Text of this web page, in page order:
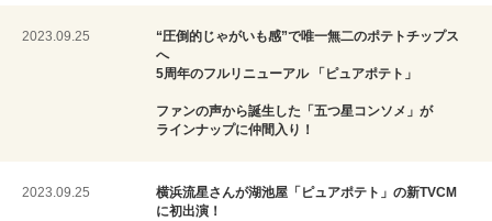
2023.09.25
“圧倒的じゃがいも感”で唯一無二のポテトチップス
へ
5周年のフルリニューアル 「ピュアポテト」
ファンの声から誕生した「五つ星コンソメ」が
ラインナップに仲間入り！
2023.09.25
横浜流星さんが湖池屋「ピュアポテト」の新TVCM
に初出演！